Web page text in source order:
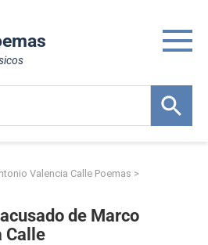
Valencia Calle Poemas >
de Marco
Calle